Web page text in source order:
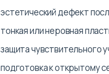
эстетический дефект
тонкая или неровная
защита чувствительного
подготовка к открытому